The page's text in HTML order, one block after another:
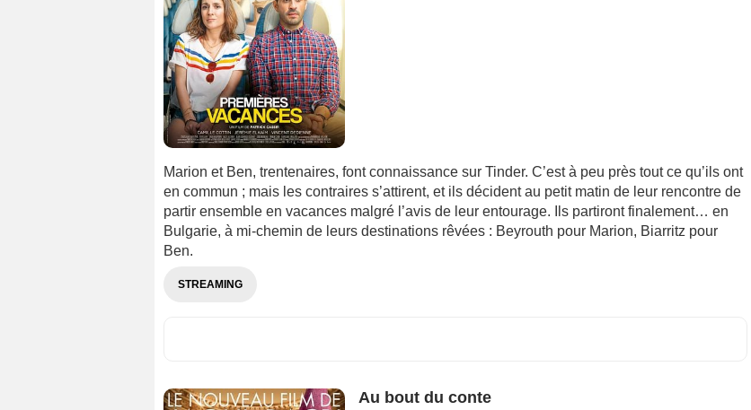
Marion et Ben, trentenaires, font connaissance sur Tinder. C’est à peu près tout ce qu’ils ont
en commun ; mais les contraires s’attirent, et ils décident au petit matin de leur rencontre de
partir ensemble en vacances malgré l’avis de leur entourage. Ils partiront finalement… en
Bulgarie, à mi-chemin de leurs destinations rêvées : Beyrouth pour Marion, Biarritz pour
Ben.
STREAMING
Au bout du conte